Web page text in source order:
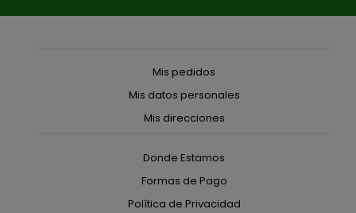
Mis pedidos
Mis datos personales
Mis direcciones
Donde Estamos
Formas de Pago
Política de Privacidad